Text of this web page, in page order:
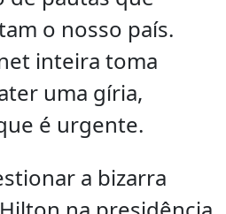
o nosso país.
inteira toma
uma gíria,
é urgente.
a bizarra